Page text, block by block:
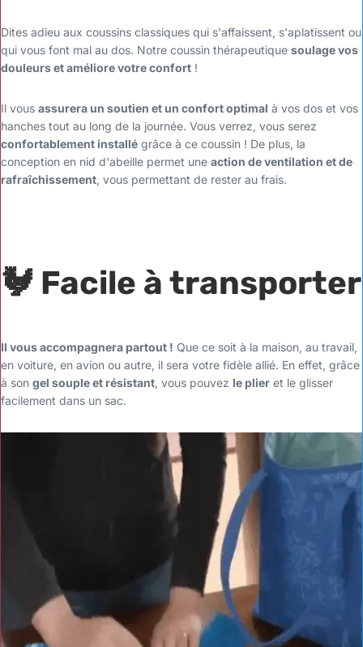
Dites adieu aux coussins classiques qui s'affaissent, s'aplatissent ou
qui vous font mal au dos. Notre coussin thérapeutique soulage vos
douleurs et améliore votre confort !
Il vous assurera un soutien et un confort optimal à vos dos et vos
hanches tout au long de la journée. Vous verrez, vous serez
confortablement installé grâce à ce coussin ! De plus, la
conception en nid d'abeille permet une action de ventilation et de
rafraîchissement, vous permettant de rester au frais.
🐓 Facile à transporter
Il vous accompagnera partout ! Que ce soit à la maison, au travail,
en voiture, en avion ou autre, il sera votre fidèle allié. En effet, grâce
à son gel souple et résistant, vous pouvez le plier et le glisser
facilement dans un sac.